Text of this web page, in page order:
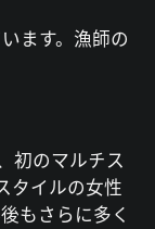
ます。漁師の
初のマルチス
タイルの女性
もさらに多く